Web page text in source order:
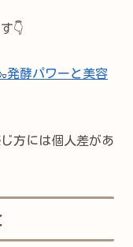
👇
発酵パワーと美容
方には個人差があ